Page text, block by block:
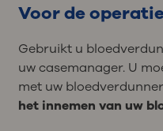
Voor de
Gebruikt u
uw casemanager. U
met uw
het innemen van uw